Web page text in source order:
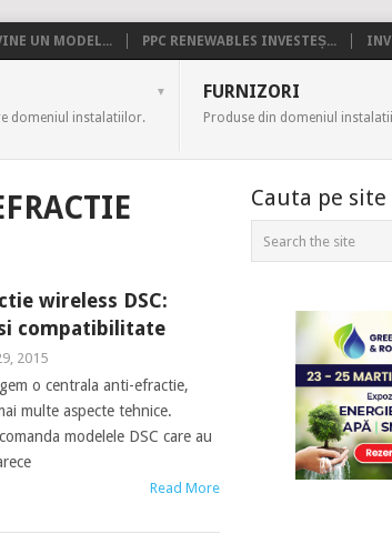
UN MODEL... PPC RENEWABLES INVESTEȘ...
domeniul instalatiilor.
FURNIZORI
Produse din domeniul
wireless DSC:
compatibilitate
2015
o centrala anti-efractie,
multe aspecte tehnice.
modelele DSC care au
Read More
Cauta pe site